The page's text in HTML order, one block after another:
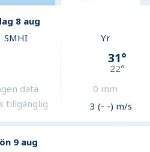
8 aug
SMHI
data
tillgänglig
Yr
31°
22°
0 mm
3 (- -) m/s
9 aug